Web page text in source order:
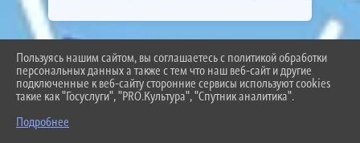
2026 Г. BEL-SCHOOL3.RU
ВХОД
КАРТА САЙТА
Пользуясь нашим сайтом, вы соглашаетесь с политикой обработки
персональных данных а также с тем что наш веб-сайт и другие
подключенные к веб-сайту сторонние сервисы используют cookies
такие как "Госуслуги", "PRO.Культура", "Спутник аналитика".
Подробнее